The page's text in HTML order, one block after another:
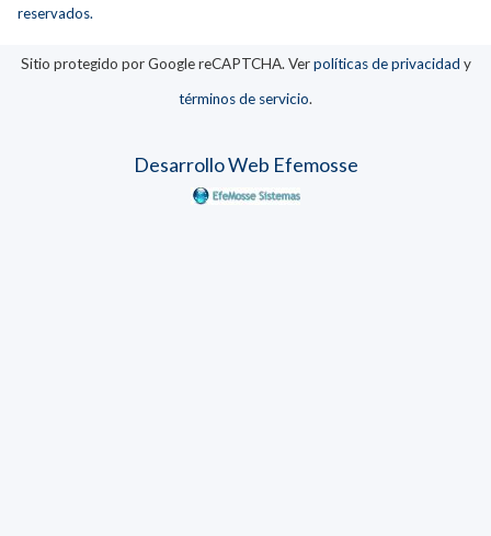
reservados.
Sitio protegido por Google reCAPTCHA. Verpolíticas de privacidad y
términos de servicio.
Desarrollo Web Efemosse